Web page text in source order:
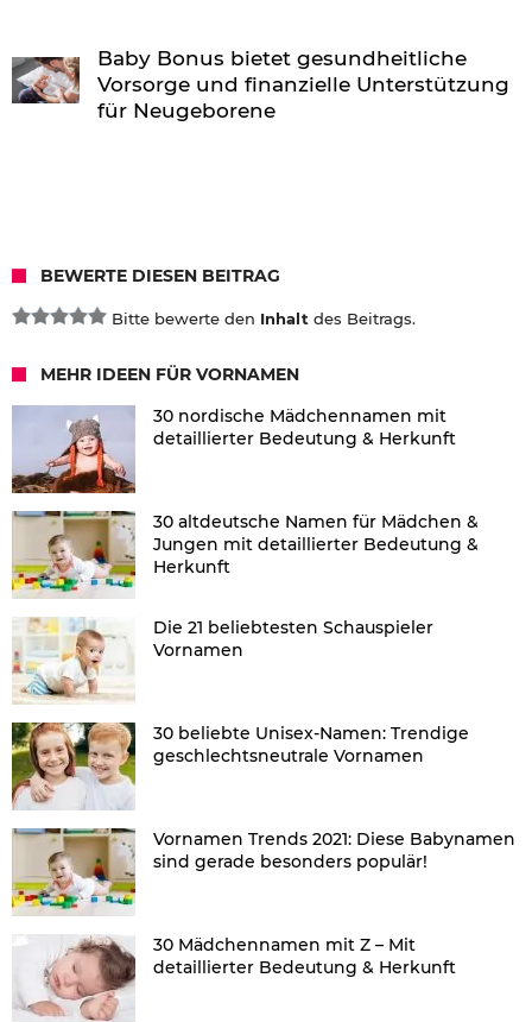
Baby Bonus bietet gesundheitliche
Vorsorge und finanzielle Unterstützung
für Neugeborene
BEWERTE DIESEN BEITRAG
Bitte bewerte den Inhalt des Beitrags.
MEHR IDEEN FÜR VORNAMEN
30 nordische Mädchennamen mit
detaillierter Bedeutung & Herkunft
30 altdeutsche Namen für Mädchen &
Jungen mit detaillierter Bedeutung &
Herkunft
Die 21 beliebtesten Schauspieler
Vornamen
30 beliebte Unisex-Namen: Trendige
geschlechtsneutrale Vornamen
Vornamen Trends 2021: Diese Babynamen
sind gerade besonders populär!
30 Mädchennamen mit Z – Mit
detaillierter Bedeutung & Herkunft